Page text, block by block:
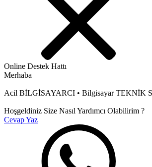
Online Destek Hattı
Merhaba
Acil BİLGİSAYARCI • Bilgisayar TEKNİK
Hoşgeldiniz Size Nasıl Yardımcı Olabilirim ?
Cevap Yaz